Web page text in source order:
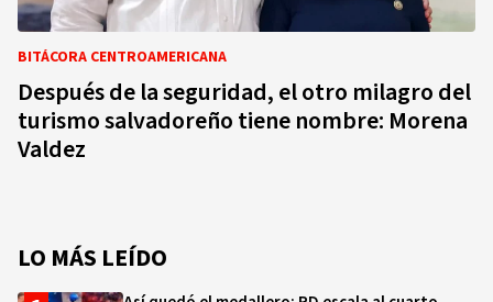
BITÁCORA CENTROAMERICANA
Después de la seguridad, el otro milagro del
turismo salvadoreño tiene nombre: Morena
Valdez
LO MÁS LEÍDO